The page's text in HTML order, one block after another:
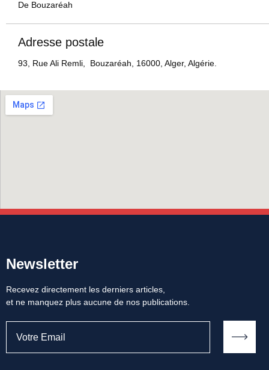
De Bouzaréah
Adresse postale
93, Rue Ali Remli, Bouzaréah, 16000, Alger, Algérie.
Newsletter
Recevez directement les derniers articles,
et ne manquez plus aucune de nos publications.